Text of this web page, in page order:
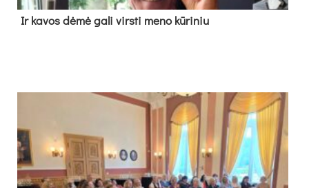
Ir ka­vos dė­mė ga­li virs­ti me­no kū­ri­niu